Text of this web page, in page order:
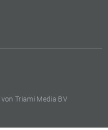
Triami Media BV